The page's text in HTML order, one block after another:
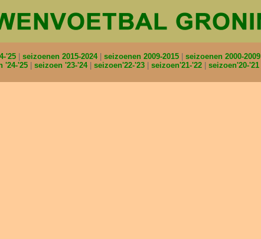
'25 seizoenen 2015-2024 seizoenen 2009-2015 seizoenen 2000-2009
'24-'25 seizoen '23-'24 seizoen'22-'23 seizoen'21-'22 seizoen'20-'21